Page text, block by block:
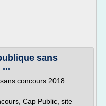
sans
concours 2018
Cap Public, site